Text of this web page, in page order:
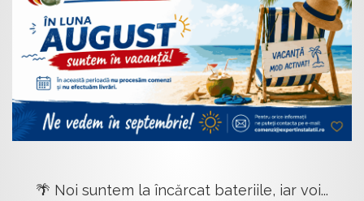
🌴 Noi suntem la încărcat bateriile, iar voi...